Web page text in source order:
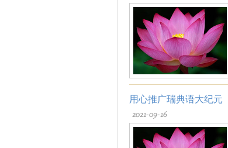
用心推广瑞典语大纪元
2021-09-16